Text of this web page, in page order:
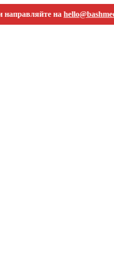
наhello@bashmedica.ru